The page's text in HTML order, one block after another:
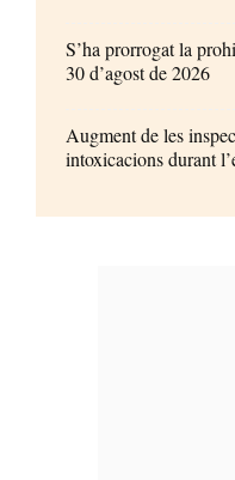
S’ha prorrogat la
30 d’agost de 2026
Augment de les
intoxicacions durant